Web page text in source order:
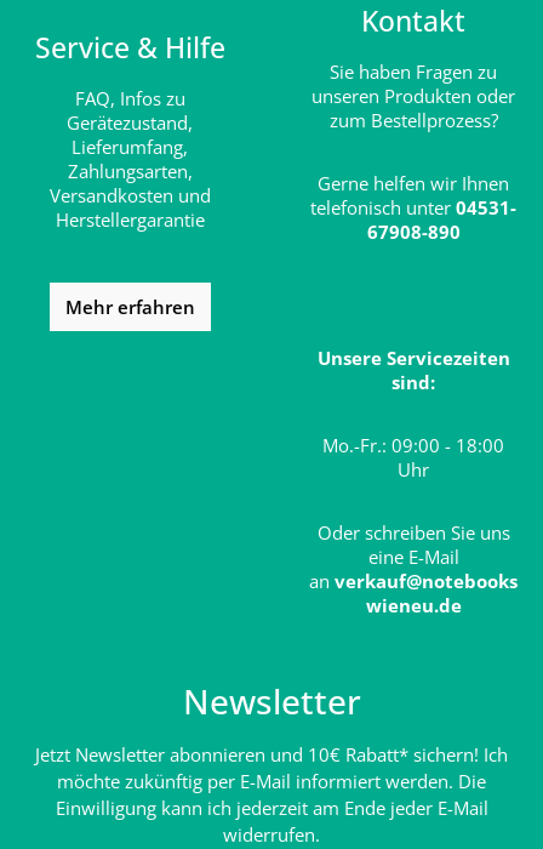
Service & Hilfe
FAQ, Infos zu
Gerätezustand,
Lieferumfang,
Zahlungsarten,
Versandkosten und
Herstellergarantie
Mehr erfahren
Kontakt
Sie haben Fragen zu
unseren Produkten oder
zum Bestellprozess?
Gerne helfen wir Ihnen
telefonisch unter 04531-
67908-890
Unsere Servicezeiten
sind:
Mo.-Fr.: 09:00 - 18:00
Uhr
Oder schreiben Sie uns
eine E-Mail
an verkauf@notebooks
wieneu.de
Newsletter
Jetzt Newsletter abonnieren und 10€ Rabatt* sichern! Ich
möchte zukünftig per E-Mail informiert werden. Die
Einwilligung kann ich jederzeit am Ende jeder E-Mail
widerrufen.